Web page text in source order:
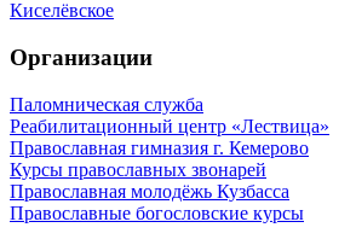
Киселёвское
Организации
Паломническая служба
Реабилитационный центр «Лествица»
Православная гимназия г. Кемерово
Курсы православных звонарей
Православная молодёжь Кузбасса
Православные богословские курсы